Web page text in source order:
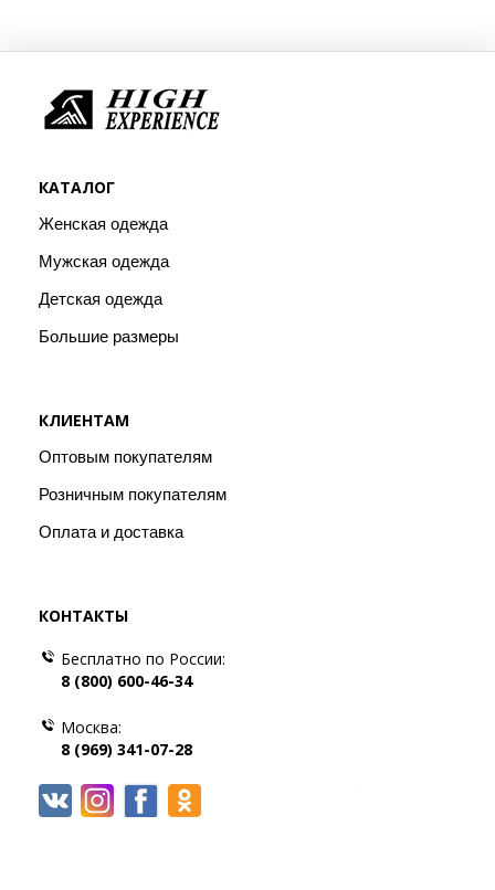
КАТАЛОГ
Женская одежда
Мужская одежда
Детская одежда
Большие размеры
КЛИЕНТАМ
Оптовым покупателям
Розничным покупателям
Оплата и доставка
КОНТАКТЫ
Бесплатно по России:
8 (800) 600-46-34
Москва:
8 (969) 341-07-28